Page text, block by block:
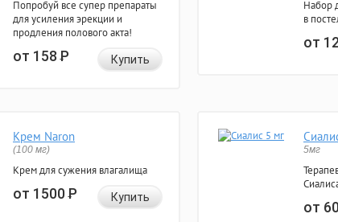
Попробуй все супер препараты
для усиления эрекции и
продления полового акта!
от 158Р Купить
Набор
в
от
Крем Naron
(100 мг)
Крем для сужения влагалища
от 1500Р Купить
5мг
от